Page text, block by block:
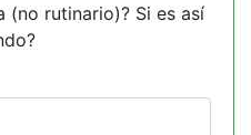
(no rutinario)? Si es así